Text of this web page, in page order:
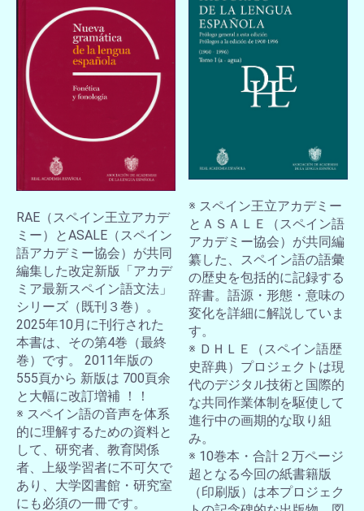
RAE（スペイン王立アカデ
ミー）とASALE（スペイン
語アカデミー協会）が共同
編集した改定新版「アカデ
ミア最新スペイン語文法」
シリーズ（既刊３巻）。
2025年10月に刊行された
本書は、その第4巻（最終
巻）です。 2011年版の
555頁から 新版は 700頁余
と大幅に改訂増補 ！！
※ スペイン語の音声を体系
的に理解するための資料と
して、研究者、教育関係
者、上級学習者に不可欠で
あり、大学図書館・研究室
にも必須の一冊です。
※ スペイン王立アカデミー
とＡＳＡＬＥ（スペイン語
アカデミー協会）が共同編
纂した、スペイン語の語彙
の歴史を包括的に記録する
辞書。語源・形態・意味の
変化を詳細に解説していま
す。
※ ＤＨＬＥ（スペイン語歴
史辞典）プロジェクトは現
代のデジタル技術と国際的
な共同作業体制を駆使して
進行中の画期的な取り組
み。
※ 10巻本・合計２万ページ
超となる今回の紙書籍版
（印刷版）は本プロジェク